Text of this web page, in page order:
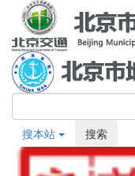
搜本站 搜索